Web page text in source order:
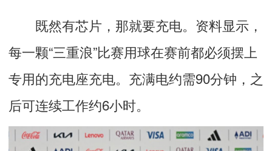
既然有芯片，那就要充电。资料显示，
每一颗“三重浪”比赛用球在赛前都必须摆上
专用的充电座充电。充满电约需90分钟，之
后可连续工作约6小时。